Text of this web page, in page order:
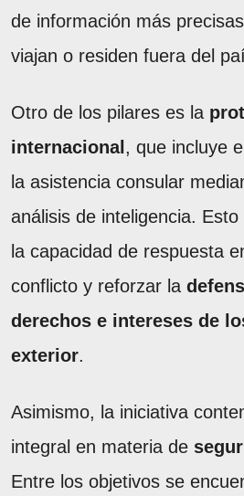
de información más
viajan o residen fuera del
Otro de los pilares es la
internacional , que incluye
la asistencia consular
análisis de inteligencia.
la capacidad de respuesta
conflicto y reforzar la
derechos e intereses de
exterior.
Asimismo, la iniciativa
integral en materia de
Entre los objetivos se